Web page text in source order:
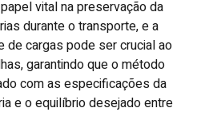
vital na preservação da
durante o transporte, e a
de cargas pode ser crucial ao
garantindo que o método
com as especificações da
e o equilíbrio desejado entre